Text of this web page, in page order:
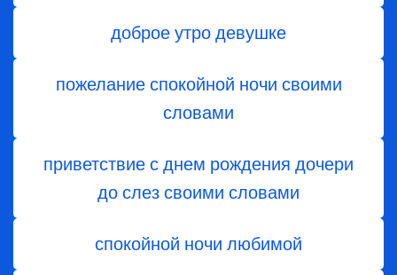
доброе утро девушке
пожелание спокойной ночи своими
словами
приветствие с днем ​​рождения дочери
до слез своими словами
спокойной ночи любимой